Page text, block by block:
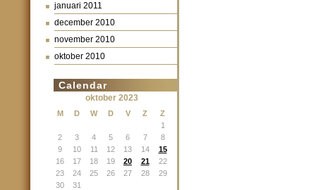
januari 2011
december 2010
november 2010
oktober 2010
Calendar
oktober 2023
M D W D V Z
Z
1
2
3 4 5 6 7
8
9
10 11 12 13 14
15
16
17 18 19 20 21
22
23
24 25 26 27 28
29
30
31